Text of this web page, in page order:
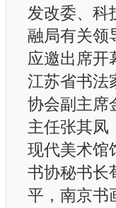
发改委、科
融局有关领
应邀出席开
江苏省书法
协会副主席
主任张其凤
现代美术馆
书协秘书长
平，南京书